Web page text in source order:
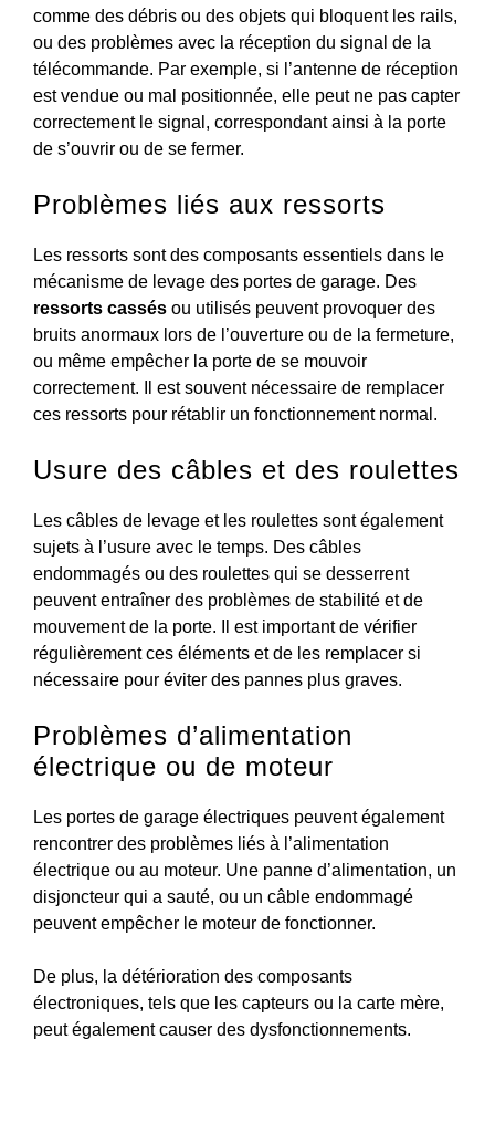
comme des débris ou des objets qui bloquent les rails,
ou des problèmes avec la réception du signal de la
télécommande. Par exemple, si l’antenne de réception
est vendue ou mal positionnée, elle peut ne pas capter
correctement le signal, correspondant ainsi à la porte
de s’ouvrir ou de se fermer.
Problèmes liés aux ressorts
Les ressorts sont des composants essentiels dans le
mécanisme de levage des portes de garage. Des
ressorts cassés ou utilisés peuvent provoquer des
bruits anormaux lors de l’ouverture ou de la fermeture,
ou même empêcher la porte de se mouvoir
correctement. Il est souvent nécessaire de remplacer
ces ressorts pour rétablir un fonctionnement normal.
Usure des câbles et des roulettes
Les câbles de levage et les roulettes sont également
sujets à l’usure avec le temps. Des câbles
endommagés ou des roulettes qui se desserrent
peuvent entraîner des problèmes de stabilité et de
mouvement de la porte. Il est important de vérifier
régulièrement ces éléments et de les remplacer si
nécessaire pour éviter des pannes plus graves.
Problèmes d’alimentation
électrique ou de moteur
Les portes de garage électriques peuvent également
rencontrer des problèmes liés à l’alimentation
électrique ou au moteur. Une panne d’alimentation, un
disjoncteur qui a sauté, ou un câble endommagé
peuvent empêcher le moteur de fonctionner.
De plus, la détérioration des composants
électroniques, tels que les capteurs ou la carte mère,
peut également causer des dysfonctionnements.